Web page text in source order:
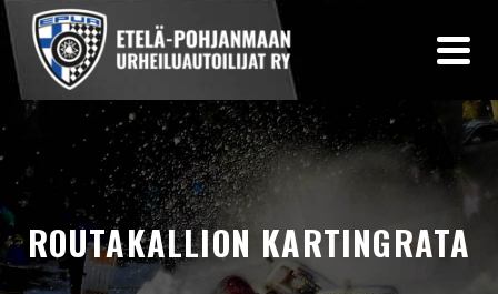
ROUTAKALLION KARTINGRATA